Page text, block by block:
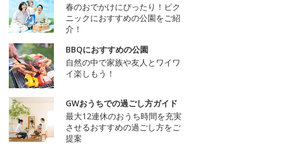
春のおでかけにぴったり！ピク
ニックにおすすめの公園をご紹
介！
BBQにおすすめの公園
自然の中で家族や友人とワイワ
イ楽しもう！
GWおうちでの過ごし方ガイド
最大12連休のおうち時間を充実
させるおすすめの過ごし方をご
提案